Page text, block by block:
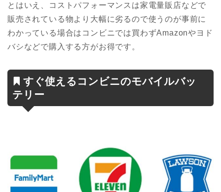
とはいえ、コストパフォーマンスは家電量販店などで
販売されている物より大幅に劣るので使うのが事前に
わかっている場合はコンビニでは買わずAmazonやヨド
バシなどで購入する方がお得です。
すぐ使えるコンビニのモバイルバッ
テリー